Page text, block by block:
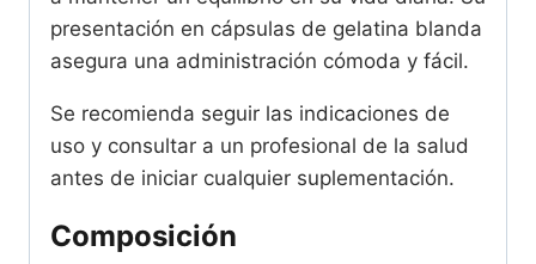
presentación en cápsulas de gelatina blanda
asegura una administración cómoda y fácil.
Se recomienda seguir las indicaciones de
uso y consultar a un profesional de la salud
antes de iniciar cualquier suplementación.
Composición